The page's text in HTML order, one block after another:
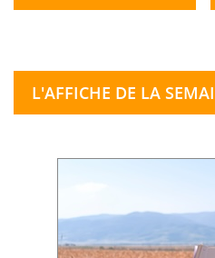
L'AFFICHE DE LA